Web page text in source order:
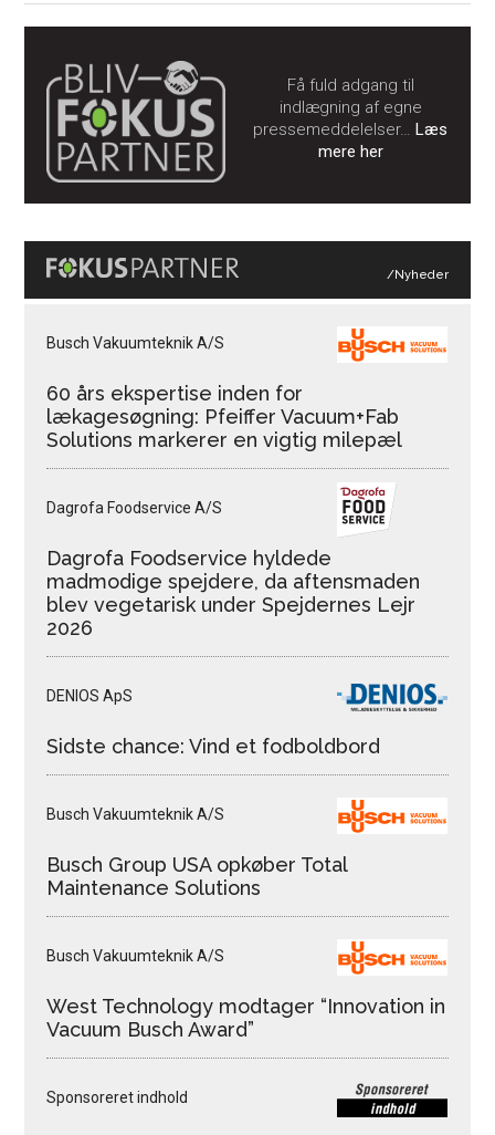
Få fuld adgang til
indlægning af egne
pressemeddelelser…Læs
mere her
/Nyheder
Busch Vakuumteknik A/S
60 års ekspertise inden for
lækagesøgning: Pfeiffer Vacuum+Fab
Solutions markerer en vigtig milepæl
Dagrofa Foodservice A/S
Dagrofa Foodservice hyldede
madmodige spejdere, da aftensmaden
blev vegetarisk under Spejdernes Lejr
2026
DENIOS ApS
Sidste chance: Vind et fodboldbord
Busch Vakuumteknik A/S
Busch Group USA opkøber Total
Maintenance Solutions
Busch Vakuumteknik A/S
West Technology modtager “Innovation in
Vacuum Busch Award”
Sponsoreret indhold